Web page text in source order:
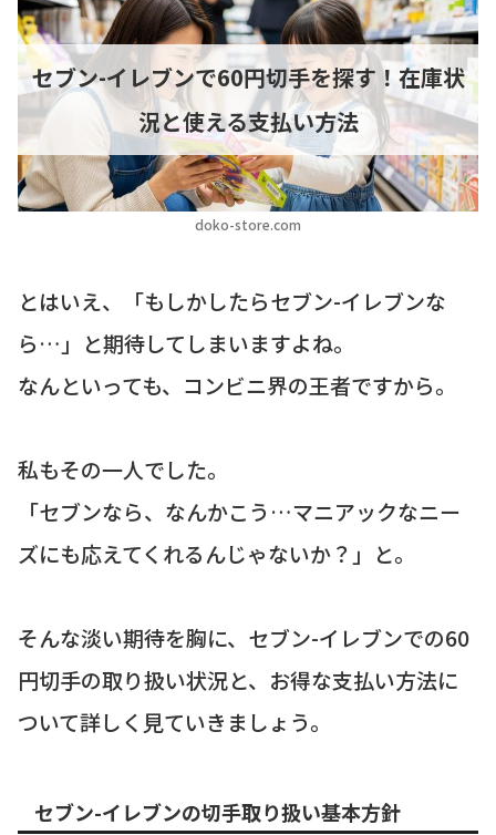
doko-store.com
セブン-イレブンで60円切手を探す！在庫状
況と使える支払い方法
とはいえ、「もしかしたらセブン-イレブンな
ら…」と期待してしまいますよね。
なんといっても、コンビニ界の王者ですから。
私もその一人でした。
「セブンなら、なんかこう…マニアックなニー
ズにも応えてくれるんじゃないか？」と。
そんな淡い期待を胸に、セブン-イレブンでの60
円切手の取り扱い状況と、お得な支払い方法に
ついて詳しく見ていきましょう。
セブン-イレブンの切手取り扱い基本方針